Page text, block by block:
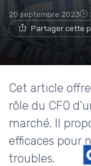
20 septembre 2023
Partager cette
Cet article
rôle du CFO
marché. Il
efficaces pour
troubles.